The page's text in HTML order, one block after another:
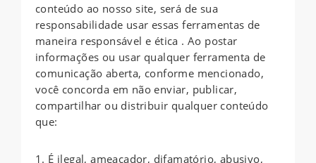
conteúdo ao nosso site, será de sua
responsabilidade usar essas ferramentas de
maneira responsável e ética . Ao postar
informações ou usar qualquer ferramenta de
comunicação aberta, conforme mencionado,
você concorda em não enviar, publicar,
compartilhar ou distribuir qualquer conteúdo
que:
1. É ilegal, ameaçador, difamatório, abusivo,